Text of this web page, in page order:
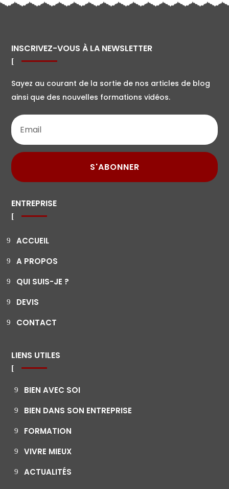
INSCRIVEZ-VOUS À LA NEWSLETTER
Sayez au courant de la sortie de nos articles de blog
ainsi que des nouvelles formations vidéos.
S'ABONNER
ENTREPRISE
ACCUEIL
A PROPOS
QUI SUIS-JE ?
DEVIS
CONTACT
LIENS UTILES
BIEN AVEC SOI
BIEN DANS SON ENTREPRISE
FORMATION
VIVRE MIEUX
ACTUALITÉS